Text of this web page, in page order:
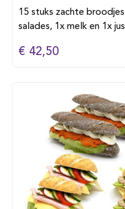
15 stuks zachte
salades, 1x melk en 1x
€ 42,50